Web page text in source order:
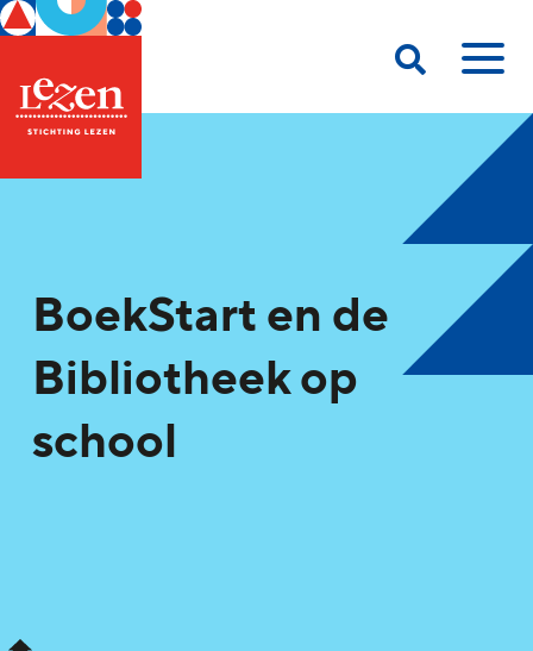
BoekStart en de
Bibliotheek op
school